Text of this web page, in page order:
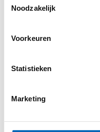
Noodzakelijk
Voorkeuren
Statistieken
Marketing